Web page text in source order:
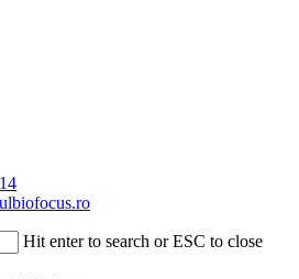
Hit enter to search or ESC to close